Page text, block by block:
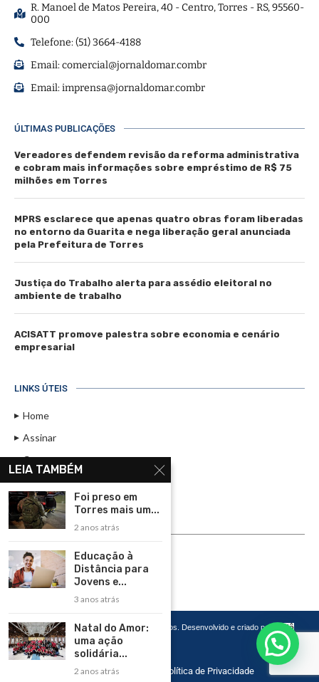
R. Manoel de Matos Pereira, 40 - Centro, Torres - RS, 95560-
000
Telefone: (51) 3664-4188
Email:comercial@jornaldomar.combr
Email:imprensa@jornaldomar.combr
ÚLTIMAS PUBLICAÇÕES
Vereadores defendem revisão da reforma administrativa
e cobram mais informações sobre empréstimo de R$ 75
milhões em Torres
MPRS esclarece que apenas quatro obras foram liberadas
no entorno da Guarita e nega liberação geral anunciada
pela Prefeitura de Torres
Justiça do Trabalho alerta para assédio eleitoral no
ambiente de trabalho
ACISATT promove palestra sobre economia e cenário
empresarial
LINKS ÚTEIS
Home
Assinar
Contato
Política de Privacidade
Rádio Maristela - Ao Vivo
ASSINE
Copyright 2026 – Todos os Direitos Reservados. Desenvolvido e criado por
Cadô
Agência de Marketing
Home Contato Política de Privacidade
LEIA TAMBÉM
Foi preso em
Torres mais um...
2 anos atrás
Educação à
Distância para
Jovens e...
3 anos atrás
Natal do Amor:
uma ação
solidária...
2 anos atrás